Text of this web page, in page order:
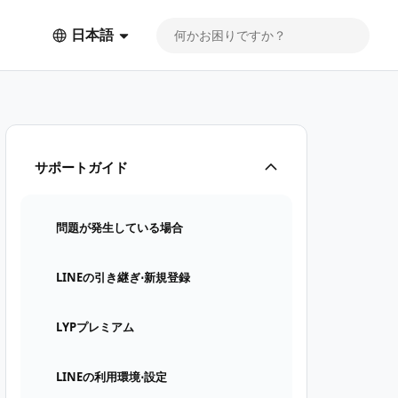
日本語
サポートガイド
問題が発生している場合
LINEの引き継ぎ⋅新規登録
LYPプレミアム
LINEの利用環境⋅設定